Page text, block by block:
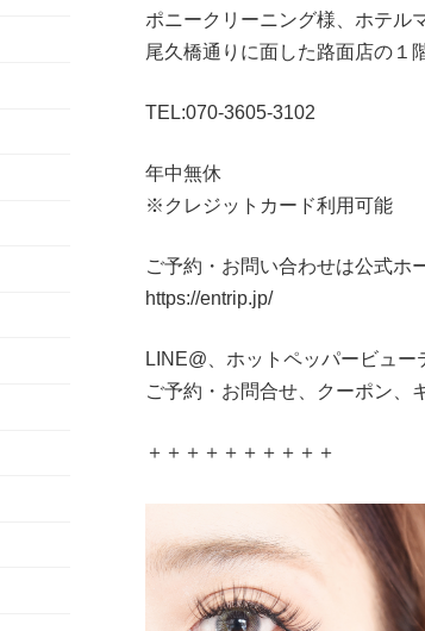
ポニークリーニング様、ホテル
尾久橋通りに面した路面店の１
TEL:070-3605-3102
年中無休
※クレジットカード利用可能
ご予約・お問い合わせは公式ホ
https://entrip.jp/
LINE@、ホットペッパービュー
ご予約・お問合せ、クーポン、
＋＋＋＋＋＋＋＋＋＋